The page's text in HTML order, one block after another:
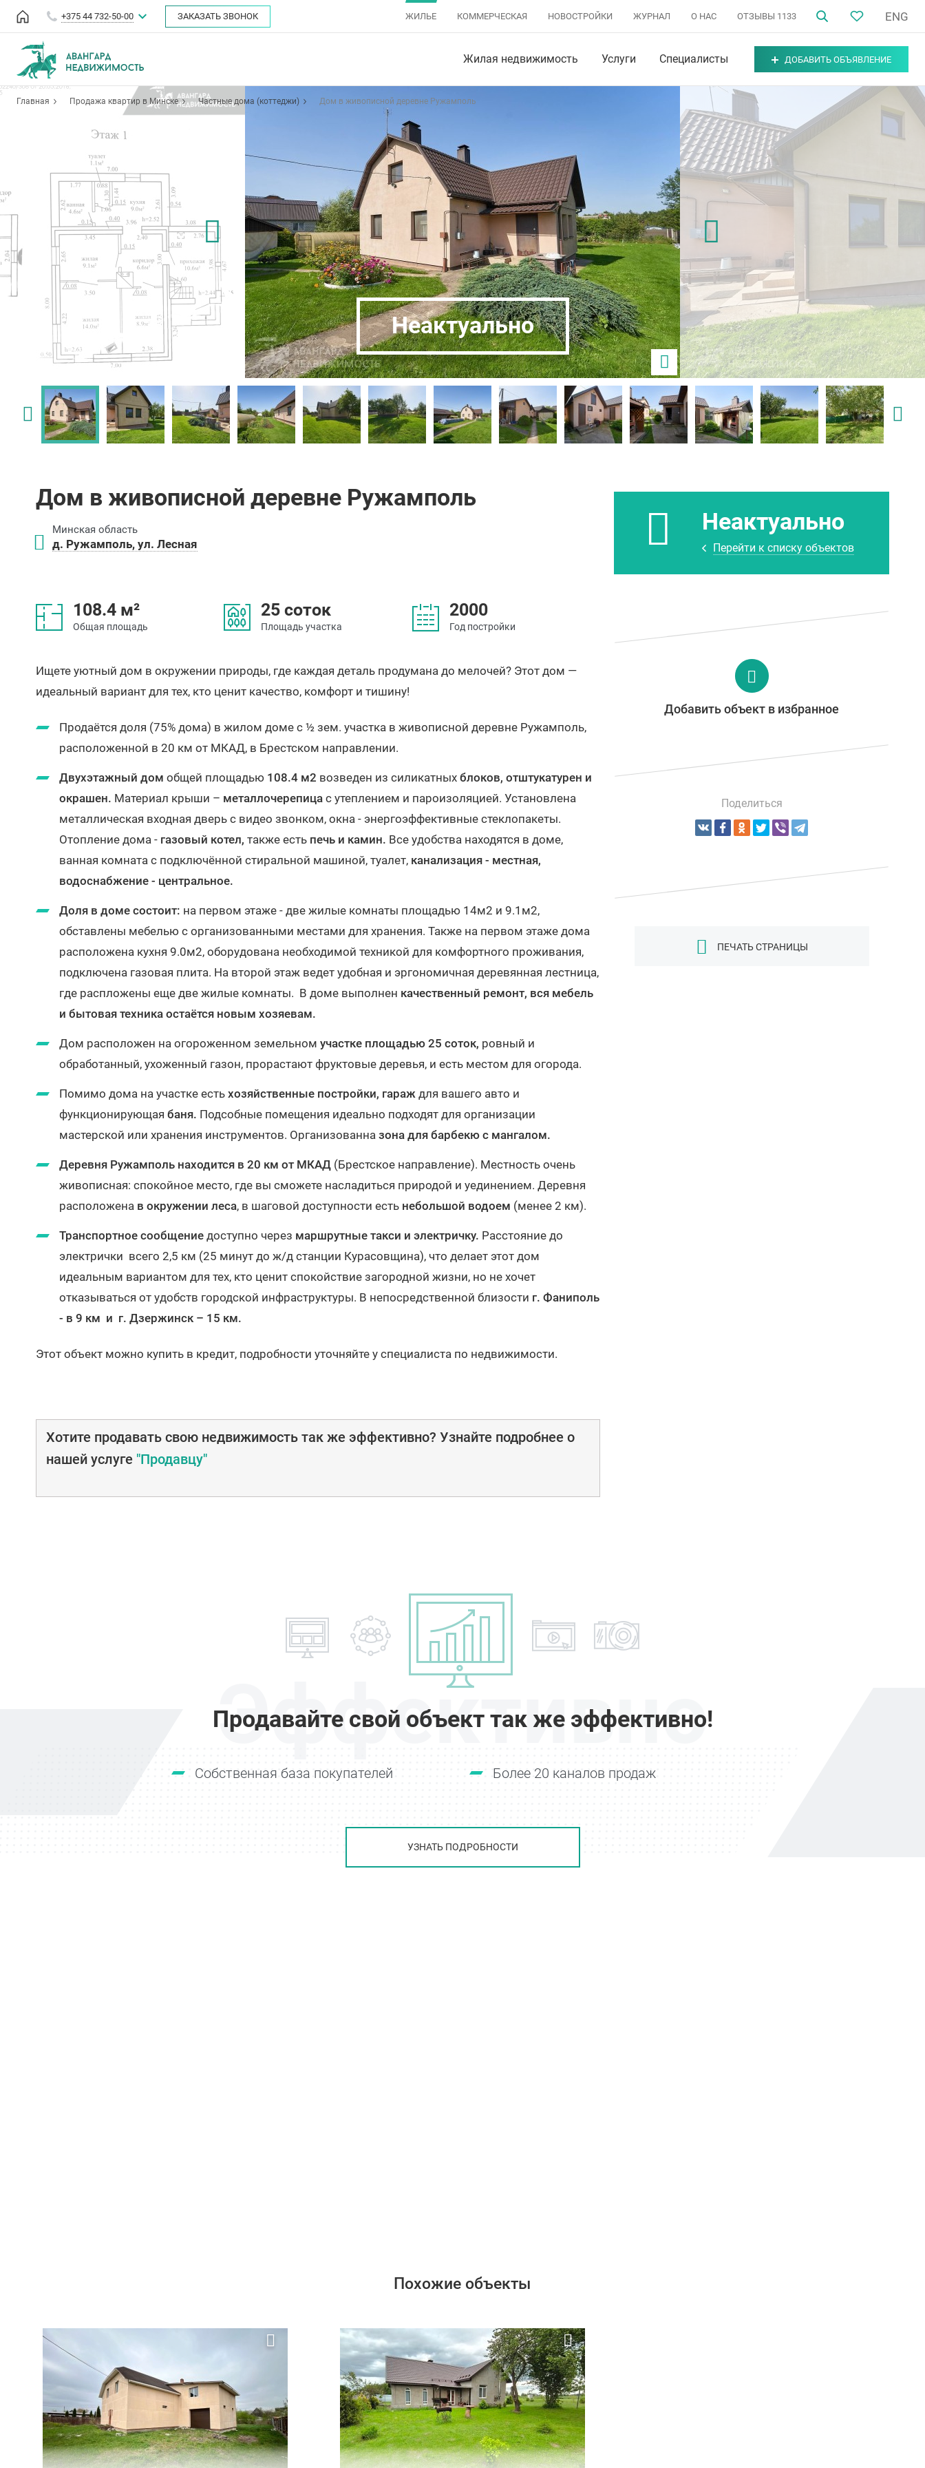
+375 44 732-50-00 ЗАКАЗАТЬ ЗВОНОК ЖИЛЬЕ КОММЕРЧЕСКАЯ НОВОСТРОЙКИ ЖУРНАЛ О НАС ОТЗЫВЫ 1133 ENG
Жилая недвижимость Услуги Специалисты ДОБАВИТЬ ОБЪЯВЛЕНИЕ
Главная Продажа квартир в Минске Частные дома (коттеджи) Дом в живописной деревне Ружамполь
Неактуально
Дом в живописной деревне Ружамполь
Минская область
д. Ружамполь, ул. Лесная
108.4 м²
Общая площадь
25 соток
Площадь участка
2000
Год постройки
Ищете уютный дом в окружении природы, где каждая деталь продумана до мелочей? Этот дом —
идеальный вариант для тех, кто ценит качество, комфорт и тишину!
Продаётся доля (75% дома) в жилом доме с ½ зем. участка в живописной деревне Ружамполь,
расположенной в 20 км от МКАД, в Брестском направлении.
Двухэтажный дом общей площадью 108.4 м2 возведен из силикатных блоков, отштукатурен и
окрашен. Материал крыши – металлочерепица с утеплением и пароизоляцией. Установлена
металлическая входная дверь с видео звонком, окна - энергоэффективные стеклопакеты.
Отопление дома - газовый котел, также есть печь и камин. Все удобства находятся в доме,
ванная комната с подключённой стиральной машиной, туалет, канализация - местная,
водоснабжение - центральное.
Доля в доме состоит: на первом этаже - две жилые комнаты площадью 14м2 и 9.1м2,
обставлены мебелью с организованными местами для хранения. Также на первом этаже дома
расположена кухня 9.0м2, оборудована необходимой техникой для комфортного проживания,
подключена газовая плита. На второй этаж ведет удобная и эргономичная деревянная лестница,
где распложены еще две жилые комнаты. В доме выполнен качественный ремонт, вся мебель
и бытовая техника остаётся новым хозяевам.
Дом расположен на огороженном земельном участке площадью 25 соток, ровный и
обработанный, ухоженный газон, прорастают фруктовые деревья, и есть местом для огорода.
Помимо дома на участке есть хозяйственные постройки, гараж для вашего авто и
функционирующая баня. Подсобные помещения идеально подходят для организации
мастерской или хранения инструментов. Организованна зона для барбекю с мангалом.
Деревня Ружамполь находится в 20 км от МКАД (Брестское направление). Местность очень
живописная: спокойное место, где вы сможете насладиться природой и уединением. Деревня
расположена в окружении леса, в шаговой доступности есть небольшой водоем (менее 2 км).
Транспортное сообщение доступно через маршрутные такси и электричку. Расстояние до
электрички всего 2,5 км (25 минут до ж/д станции Курасовщина), что делает этот дом
идеальным вариантом для тех, кто ценит спокойствие загородной жизни, но не хочет
отказываться от удобств городской инфраструктуры. В непосредственной близости г. Фаниполь
- в 9 км и г. Дзержинск – 15 км.
Этот объект можно купить в кредит, подробности уточняйте у специалиста по недвижимости.
Хотите продавать свою недвижимость так же эффективно? Узнайте подробнее о
нашей услуге "Продавцу"
Неактуально
Перейти к списку объектов
Добавить объект в избранное
Поделиться
ПЕЧАТЬ СТРАНИЦЫ
Продавайте свой объект так же эффективно!
Эффективно
Собственная база покупателей Более 20 каналов продаж
УЗНАТЬ ПОДРОБНОСТИ
Похожие объекты